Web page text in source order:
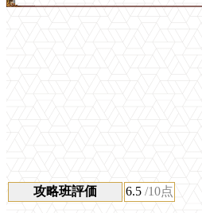
攻略班評価 6.5 /10点